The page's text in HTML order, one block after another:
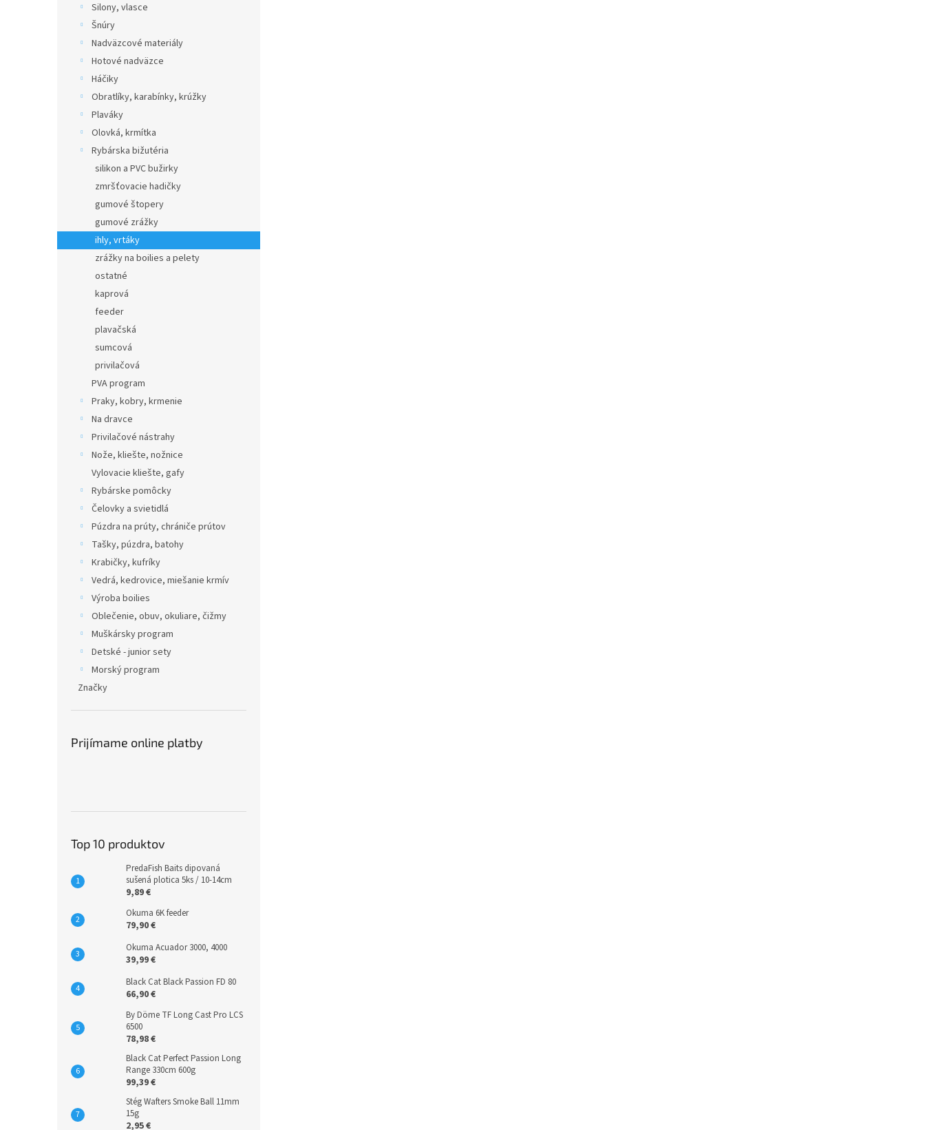
Silony, vlasce
Šnúry
Nadväzcové materiály
Hotové nadväzce
Háčiky
Obratlíky, karabínky, krúžky
Plaváky
Olovká, krmítka
Rybárska bižutéria
silikon a PVC bužirky
zmršťovacie hadičky
gumové štopery
gumové zrážky
ihly, vrtáky
zrážky na boilies a pelety
ostatné
kaprová
feeder
plavačská
sumcová
privilačová
PVA program
Praky, kobry, krmenie
Na dravce
Privilačové nástrahy
Nože, kliešte, nožnice
Vylovacie kliešte, gafy
Rybárske pomôcky
Čelovky a svietidlá
Púzdra na prúty, chrániče prútov
Tašky, púzdra, batohy
Krabičky, kufríky
Vedrá, kedrovice, miešanie krmív
Výroba boilies
Oblečenie, obuv, okuliare, čižmy
Muškársky program
Detské - junior sety
Morský program
Značky
Prijímame online platby
Top 10 produktov
PredaFish Baits dipovaná
sušená plotica 5ks / 10-14cm
9,89 €
Okuma 6K feeder
79,90 €
Okuma Acuador 3000, 4000
39,99 €
Black Cat Black Passion FD 80
66,90 €
By Döme TF Long Cast Pro LCS
6500
78,98 €
Black Cat Perfect Passion Long
Range 330cm 600g
99,39 €
Stég Wafters Smoke Ball 11mm
15g
2,95 €